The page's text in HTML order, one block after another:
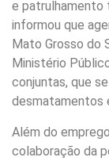
e patrulhamento
informou que
Mato Grosso do
Ministério
conjuntas, que
desmatamentos
Além do
colaboração da